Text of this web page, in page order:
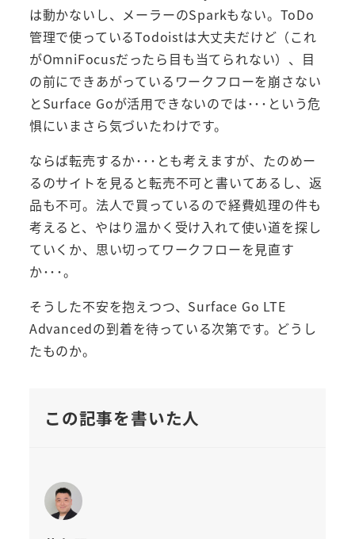
は動かないし、メーラーのSparkもない。ToDo
管理で使っているTodoistは大丈夫だけど（これ
がOmniFocusだったら目も当てられない）、目
の前にできあがっているワークフローを崩さない
とSurface Goが活用できないのでは･･･という危
惧にいまさら気づいたわけです。
ならば転売するか･･･とも考えますが、たのめー
るのサイトを見ると転売不可と書いてあるし、返
品も不可。法人で買っているので経費処理の件も
考えると、やはり温かく受け入れて使い道を探し
ていくか、思い切ってワークフローを見直す
か･･･。
そうした不安を抱えつつ、Surface Go LTE
Advancedの到着を待っている次第です。どうし
たものか。
この記事を書いた人